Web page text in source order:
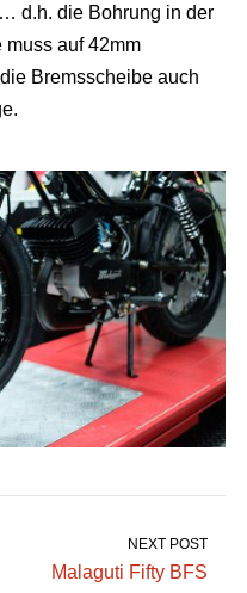
d.h. die Bohrung in der
muss auf 42mm
Bremsscheibe auch
NEXT POST
Malaguti Fifty BFS